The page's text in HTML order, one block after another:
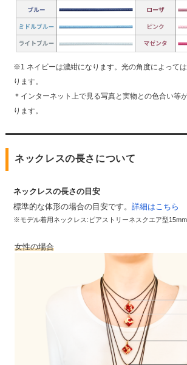
※1 ネイビーは濃紺になります。光の角度によって
ります。
＊インターネット上で見る写真と実物との色合い等
ります。
ネックレスの長さについて
ネックレスの長さの目安
標準的な体形の場合の目安です。 詳細はこちら
※モデル着用ネックレス:ピアストリーネスクエア型
女性の場合